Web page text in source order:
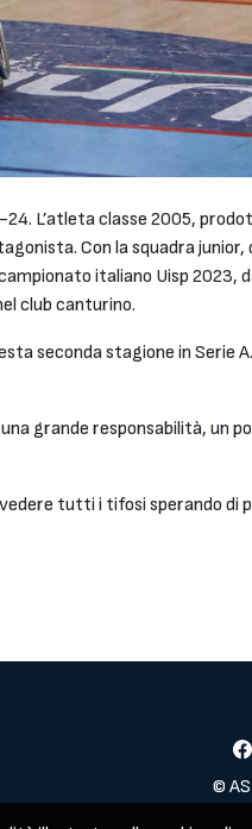
L’atleta classe 2005,
Con la squadra junior,
italiano Uisp 2023,
club canturino.
seconda stagione in Serie
grande responsabilità, un
tutti i tifosi sperando di
©